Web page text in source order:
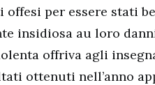
per essere stati
insidiosa au loro
offriva agli
ottenuti nell’anno